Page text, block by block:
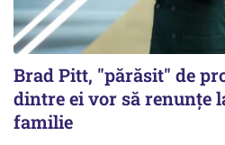
Brad Pitt, "părăsit" de
dintre ei vor să renunțe
familie